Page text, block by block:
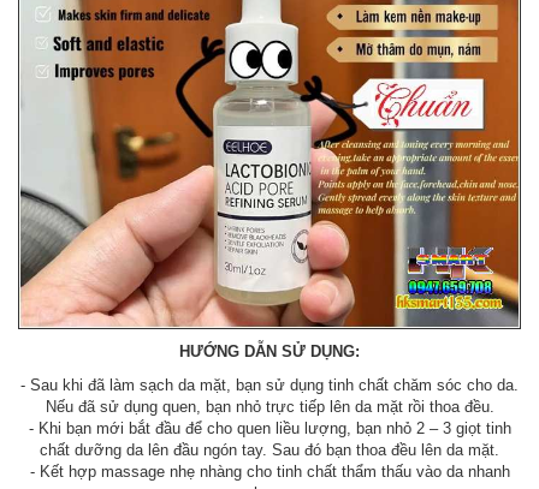
HƯỚNG DẪN SỬ DỤNG:
- Sau khi đã làm sạch da mặt, bạn sử dụng tinh chất chăm sóc cho da.
Nếu đã sử dụng quen, bạn nhỏ trực tiếp lên da mặt rồi thoa đều.
- Khi bạn mới bắt đầu để cho quen liều lượng, bạn nhỏ 2 – 3 giọt tinh
chất dưỡng da lên đầu ngón tay. Sau đó bạn thoa đều lên da mặt.
- Kết hợp massage nhẹ nhàng cho tinh chất thẩm thấu vào da nhanh